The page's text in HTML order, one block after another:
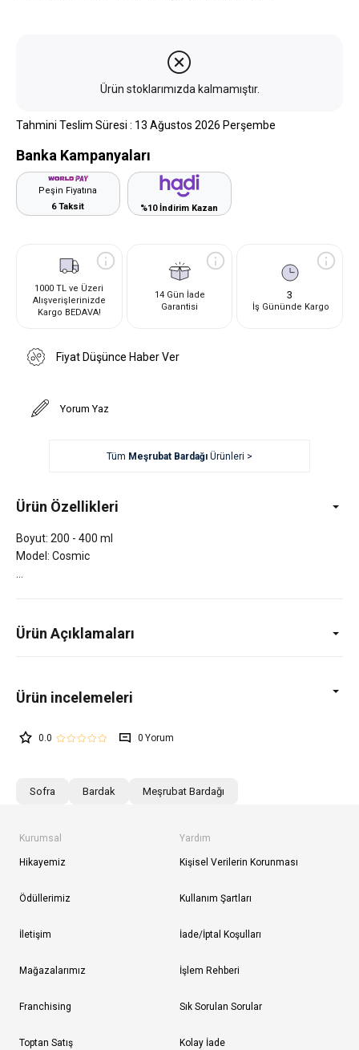
Ürün stoklarımızda kalmamıştır.
Tahmini Teslim Süresi : 13 Ağustos 2026 Perşembe
Banka Kampanyaları
Peşin Fiyatına
6 Taksit
%10 İndirim Kazan
1000 TL ve Üzeri
Alışverişlerinizde
Kargo BEDAVA!
14 Gün İade
Garantisi
3
İş Gününde Kargo
Fiyat Düşünce Haber Ver
Yorum Yaz
Tüm Meşrubat BardağıÜrünleri >
Ürün Özellikleri
Boyut: 200 - 400 ml
Model: Cosmic
Ürün Açıklamaları
0.0 0
Sofra Bardak Meşrubat Bardağı
Kurumsal
Hikayemiz
Ödüllerimiz
İletişim
Mağazalarımız
Franchising
Toptan Satış
Yardım
Kişisel Verilerin Korunması
Kullanım Şartları
İade/İptal Koşulları
İşlem Rehberi
Sık Sorulan Sorular
Kolay İade